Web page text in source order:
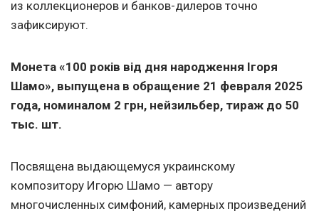
из коллекционеров и банков-дилеров точно
зафиксируют.
Монета «100 років від дня народження Ігоря
Шамо», выпущена в обращение 21 февраля 2025
года, номиналом 2 грн, нейзильбер, тираж до 50
тыс. шт.
Посвящена выдающемуся украинскому
композитору Игорю Шамо — автору
многочисленных симфоний, камерных произведений